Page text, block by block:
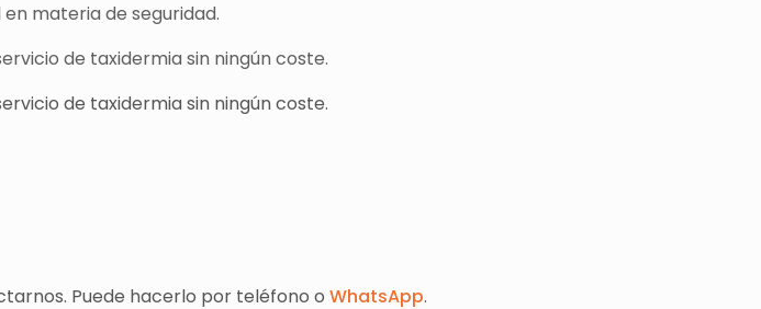
materia de seguridad.
de taxidermia sin ningún coste.
de taxidermia sin ningún coste.
Puede hacerlo por teléfono o WhatsApp.